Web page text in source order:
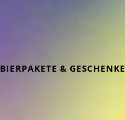
BIERPAKETE & GESCHENKE